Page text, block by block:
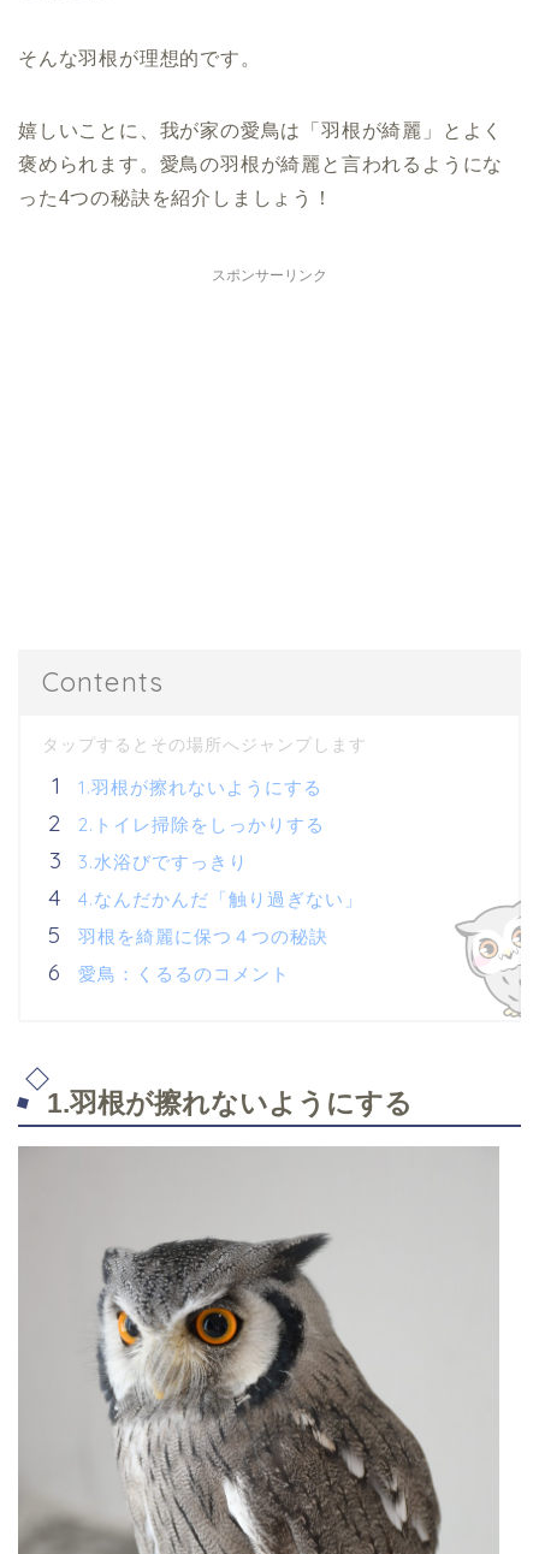
そんな羽根が理想的です。
嬉しいことに、我が家の愛鳥は「羽根が綺麗」とよく
褒められます。愛鳥の羽根が綺麗と言われるようにな
った4つの秘訣を紹介しましょう！
スポンサーリンク
Contents
1.羽根が擦れないようにする
2.トイレ掃除をしっかりする
3.水浴びですっきり
4.なんだかんだ「触り過ぎない」
羽根を綺麗に保つ４つの秘訣
愛鳥：くるるのコメント
1.羽根が擦れないようにする